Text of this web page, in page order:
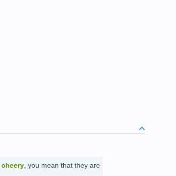
cheery , you mean that they are